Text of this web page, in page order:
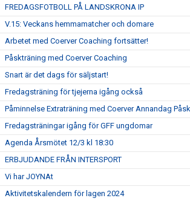
FREDAGSFOTBOLL PÅ LANDSKRONA IP
V.15: Veckans hemmamatcher och domare
Arbetet med Coerver Coaching fortsätter!
Påskträning med Coerver Coaching
Snart är det dags för säljstart!
Fredagsträning för tjejerna igång också
Påminnelse Extraträning med Coerver Annandag Påsk
Fredagsträningar igång för GFF ungdomar
Agenda Årsmötet 12/3 kl 18:30
ERBJUDANDE FRÅN INTERSPORT
Vi har JOYNAt
Aktivitetskalendern för lagen 2024